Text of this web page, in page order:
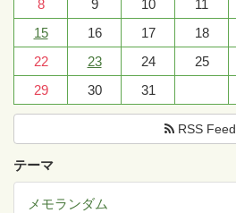
8 9 10 11
15
16 17 18
22
23 24 25
29
30 31
RSS Feed
テーマ
メモランダム